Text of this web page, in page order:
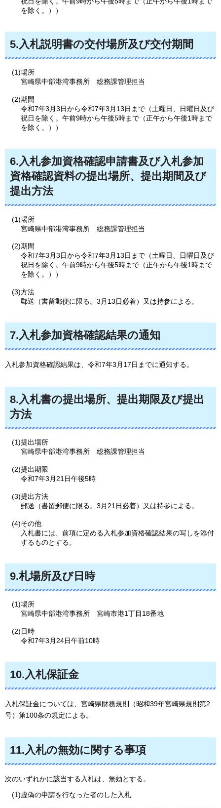
を除く。））
5.入札説明書の交付場所及び交付期間
(1)場所
宮崎県中部港湾事務所
総務課管理担当
(2)期間
令和7年3月3日から令和7年3月13日まで（土曜日、日曜日及び
祝日を除く。午前9時から午後5時まで（正午から午後1時まで
を除く。））
6.入札参加資格確認申請書及び入札参加
資格確認資料の提出場所、提出期間及び
提出方法
(1)場所
宮崎県中部港湾事務所
総務課管理担当
(2)期間
令和7年3月3日から令和7年3月13日まで（土曜日、日曜日及び
祝日を除く。午前9時から午後5時まで（正午から午後1時まで
を除く。））
(3)方法
郵送（書留郵便に限る。3月13日必着）又は持参による。
7.入札参加資格確認結果の通知
入札参加資格確認結果は、令和7年3月17日までに通知する。
8.入札書の提出場所、提出期限及び提出
方法
(1)提出場所
宮崎県中部港湾事務所
総務課管理担当
(2)提出期限
令和7年3月21日午後5時
(3)提出方法
郵送（書留郵便に限る。3月21日必着）又は持参による。
(4)その他
入札書には、前項に定める入札参加資格確認結果の写しを添付
するものとする。
9.札場所及び日時
(1)場所
宮崎県中部港湾事務所
宮崎市港1丁目18番地
(2)日時
令和7年3月24日午前10時
10.入札保証金
入札保証金については、宮崎県財務規則（昭和39年宮崎県規則第2
号）第100条の規定による。
11.入札の無効に関する事項
次のいずれかに該当する入札は、無効とする。
(1)虚偽の申請を行なった者のした入札